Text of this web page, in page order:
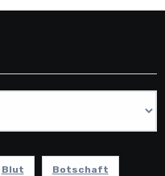
Blut Botschaft